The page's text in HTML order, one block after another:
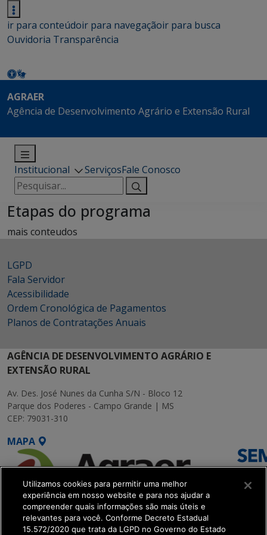
ir para conteúdoir para navegaçãoir para busca
Ouvidoria Transparência
AGRAER
Agência de Desenvolvimento Agrário e Extensão Rural
Institucional ServiçosFale Conosco
Pesquisar
por:
Etapas do programa
mais conteudos
LGPD
Fala Servidor
Acessibilidade
Ordem Cronológica de Pagamentos
Planos de Contratações Anuais
AGÊNCIA DE DESENVOLVIMENTO AGRÁRIO E
EXTENSÃO RURAL
Av. Des. José Nunes da Cunha S/N - Bloco 12
Parque dos Poderes - Campo Grande | MS
CEP: 79031-310
MAPA
Utilizamos cookies para permitir uma melhor
experiência em nosso website e para nos ajudar a
compreender quais informações são mais úteis e
relevantes para você. Conforme Decreto Estadual
15.572/2020 que trata da LGPD no Governo do Estado